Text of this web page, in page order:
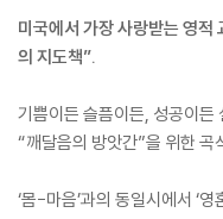
미국에서 가장 사랑받는 영적
의 지도책”.
기쁨이든 슬픔이든, 성공이든
“깨달음의 방앗간”을 위한 곡
‘몸-마음’과의 동일시에서 ‘영